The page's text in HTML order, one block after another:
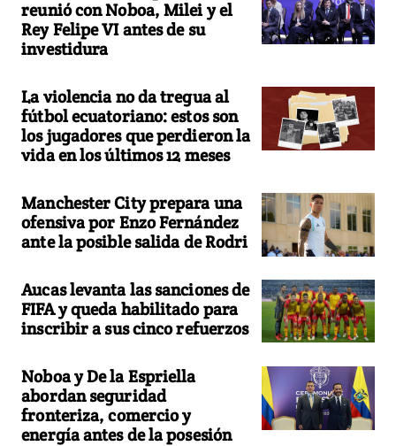
reunió con Noboa, Milei y el
Rey Felipe VI antes de su
investidura
La violencia no da tregua al
fútbol ecuatoriano: estos son
los jugadores que perdieron la
vida en los últimos 12 meses
Manchester City prepara una
ofensiva por Enzo Fernández
ante la posible salida de Rodri
Aucas levanta las sanciones de
FIFA y queda habilitado para
inscribir a sus cinco refuerzos
Noboa y De la Espriella
abordan seguridad
fronteriza, comercio y
energía antes de la posesión